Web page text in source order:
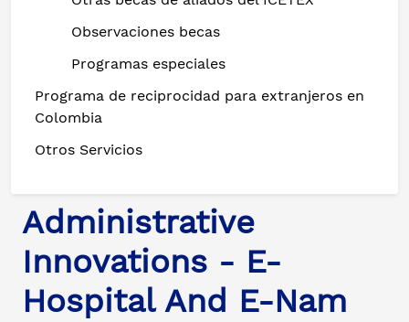
Observaciones becas
Programas especiales
Programa de reciprocidad para extranjeros en
Colombia
Otros Servicios
Administrative
Innovations - E-
Hospital And E-Nam